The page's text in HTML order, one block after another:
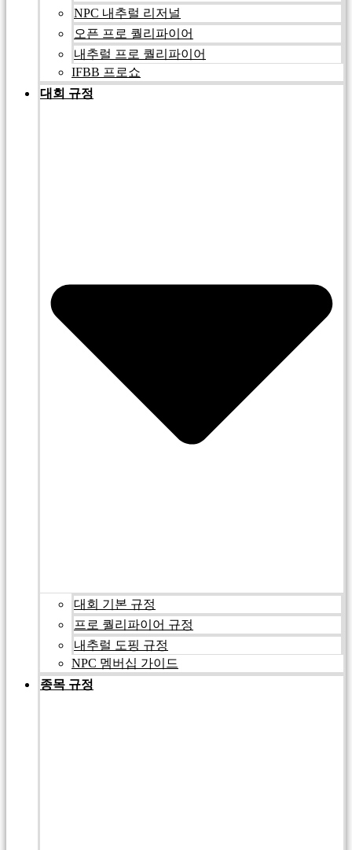
NPC 내추럴 리저널
오픈 프로 퀄리파이어
내추럴 프로 퀄리파이어
IFBB 프로쇼
대회 규정
대회 기본 규정
프로 퀄리파이어 규정
내추럴 도핑 규정
NPC 멤버십 가이드
종목 규정